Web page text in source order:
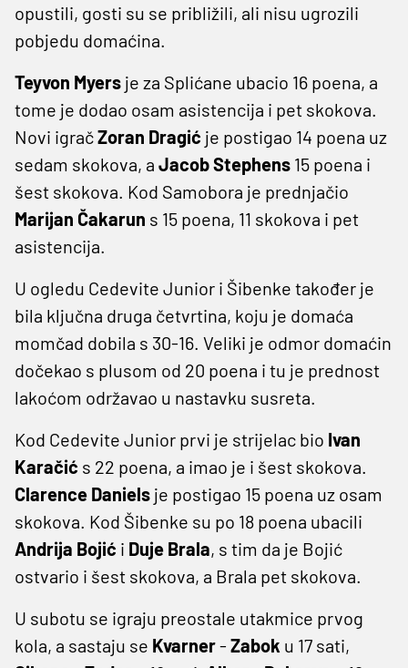
opustili, gosti su se približili, ali nisu ugrozili
pobjedu domaćina.
Teyvon Myers je za Splićane ubacio 16 poena, a
tome je dodao osam asistencija i pet skokova.
Novi igračZoran Dragić je postigao 14 poena uz
sedam skokova, a Jacob Stephens 15 poena i
šest skokova. Kod Samobora je prednjačio
Marijan Čakarun s 15 poena, 11 skokova i pet
asistencija.
U ogledu Cedevite Junior i Šibenke također je
bila ključna druga četvrtina, koju je domaća
momčad dobila s 30-16. Veliki je odmor domaćin
dočekao s plusom od 20 poena i tu je prednost
lakoćom održavao u nastavku susreta.
Kod Cedevite Junior prvi je strijelac bio Ivan
Karačić s 22 poena, a imao je i šest skokova.
Clarence Daniels je postigao 15 poena uz osam
skokova. Kod Šibenke su po 18 poena ubacili
Andrija Bojić i Duje Brala, s tim da je Bojić
ostvario i šest skokova, a Brala pet skokova.
U subotu se igraju preostale utakmice prvog
kola, a sastaju se Kvarner- Zabok u 17 sati,